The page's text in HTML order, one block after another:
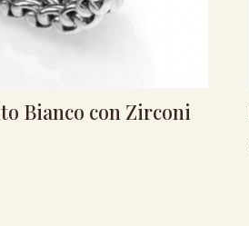
Bianco con Zirconi